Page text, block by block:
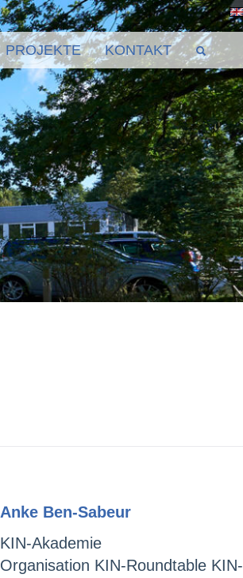
PROJEKTE KONTAKT
Anke Ben-Sabeur
KIN-Akademie
Organisation KIN-Roundtable KIN-